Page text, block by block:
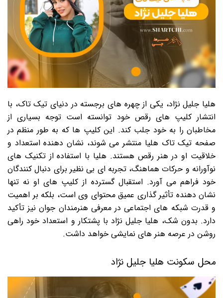
هلیا جلیل نژاد، یکی از چهره های برجسته در دنیای تیک تاک، با
انتشار کلیپ های رقص خود توانسته است توجه بسیاری از
مخاطبان را به خود جلب کند. این کلیپ ها که به طور منظم در
صفحه تیک تاک هلیا منتشر می شوند، نشان دهنده استعداد و
خلاقیت او در هنر رقص هستند. هلیا با استفاده از تکنیک های
نوآورانه و حرکات هماهنگ، تجربه ای بی نظیر برای دنبال کنندگان
خود فراهم می آورد. استقبال گسترده از کلیپ های او نه تنها
نشان دهنده تأثیر گذاری عمیق محتوای وی است، بلکه بر اهمیت
و قدرت شبکه های اجتماعی در معرفی هنرمندان جوان نیز تأکید
دارد. بدون شک، هلیا جلیل نژاد با پشتکار و استعداد خود راهی
روشن در عرصه هنر های نمایشی خواهد داشت.
محل سکونت هلیا جلیل نژاد